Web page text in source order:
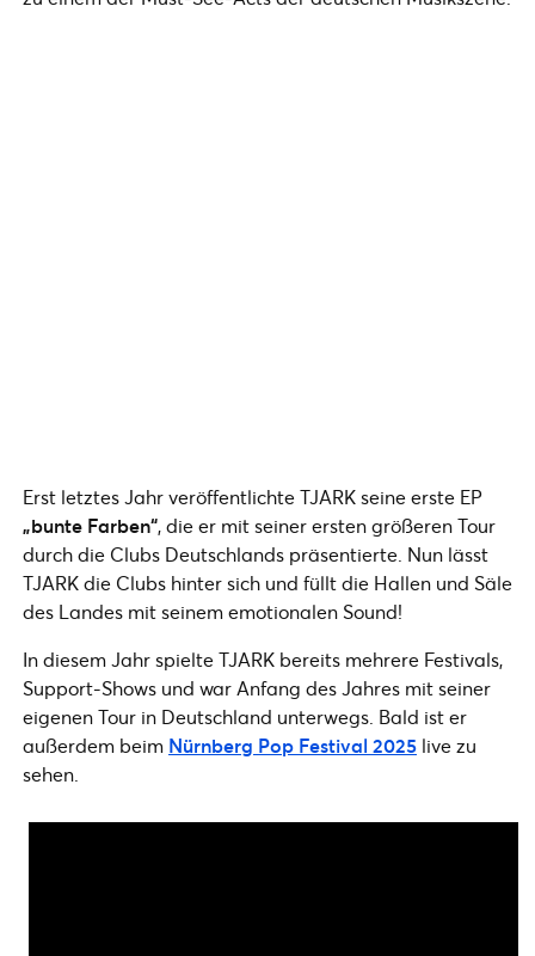
Erst letztes Jahr veröffentlichte TJARK seine erste EP
„bunte Farben“, die er mit seiner ersten größeren Tour
durch die Clubs Deutschlands präsentierte. Nun lässt
TJARK die Clubs hinter sich und füllt die Hallen und Säle
des Landes mit seinem emotionalen Sound!
In diesem Jahr spielte TJARK bereits mehrere Festivals,
Support-Shows und war Anfang des Jahres mit seiner
eigenen Tour in Deutschland unterwegs. Bald ist er
außerdem beim Nürnberg Pop Festival 2025 live zu
sehen.